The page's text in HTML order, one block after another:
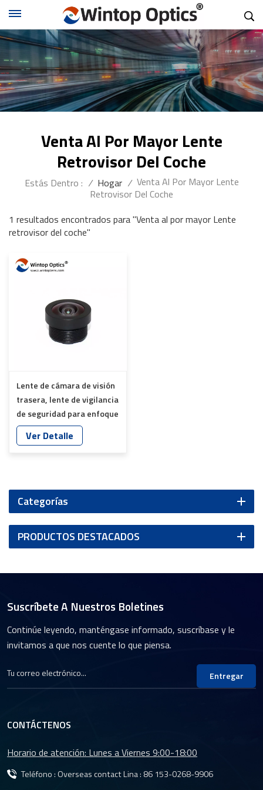
Venta Al Por Mayor Lente
Retrovisor Del Coche
Estás Dentro : / Hogar / Venta Al Por Mayor Lente
Retrovisor Del Coche
1 resultados encontrados para "Venta al por mayor Lente
retrovisor del coche"
Lente de cámara de visión
trasera, lente de vigilancia
de seguridad para enfoque
trasero YT-5596P-C1
Ver Detalle
Categorías
PRODUCTOS DESTACADOS
Suscríbete A Nuestros Boletines
Continúe leyendo, manténgase informado, suscríbase y le
invitamos a que nos cuente lo que piensa.
Entregar
CONTÁCTENOS
Horario de atención: Lunes a Viernes 9:00-18:00
Teléfono : Overseas contact Lina : 86 153-0268-9906